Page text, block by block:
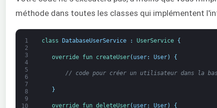
méthode dans toutes les classes qui implémentent
1
2
3
4
5
6
7
8
9
10
class DatabaseUserService : UserService {
override fun createUser( user: User) {
// code pour créer un utilisateur dans la
}
override fun deleteUser( user: User) {